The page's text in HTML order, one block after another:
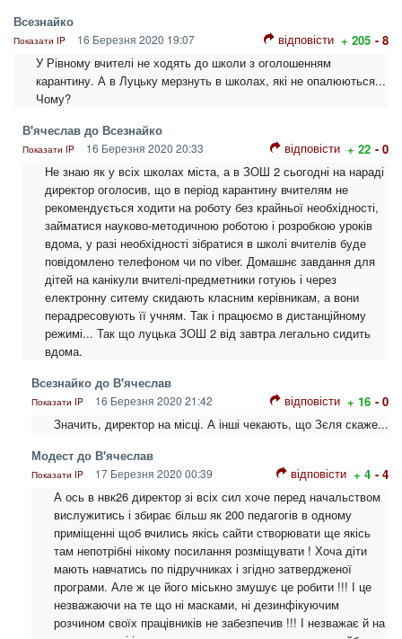
Всезнайко
Показати IP 16 Березня 2020 19:07 відповісти + 205 - 8
У Рівному вчителі не ходять до школи з оголошенням
карантину. А в Луцьку мерзнуть в школах, які не опалюються...
Чому?
В'ячеслав до Всезнайко
Показати IP 16 Березня 2020 20:33 відповісти + 22 - 0
Не знаю як у всіх школах міста, а в ЗОШ 2 сьогодні на нараді
директор оголосив, що в період карантину вчителям не
рекомендується ходити на роботу без крайньої необхідності,
займатися науково-методичною роботою і розробкою уроків
вдома, у разі необхідності зібратися в школі вчителів буде
повідомлено телефоном чи по viber. Домашнє завдання для
дітей на канікули вчителі-предметники готуюь і через
електронну ситему скидають класним керівникам, а вони
перадресовують її учням. Так і працюємо в дистанційному
режимі... Так що луцька ЗОШ 2 від завтра легально сидить
вдома.
Всезнайко до В'ячеслав
Показати IP 16 Березня 2020 21:42 відповісти + 16 - 0
Значить, директор на місці. А інші чекають, що Зєля скаже...
Модест до В'ячеслав
Показати IP 17 Березня 2020 00:39 відповісти + 4 - 4
А ось в нвк26 директор зі всіх сил хоче перед начальством
вислужитись і збирає більш як 200 педагогів в одному
приміщенні щоб вчились якісь сайти створювати ще якісь
там непотрібні нікому посилання розміщувати ! Хоча діти
мають навчатись по підручниках і згідно затвердженої
програми. Але ж це його міськно змушує це робити !!! І це
незважаючи на те що ні масками, ні дезинфікуючим
розчином своїх працівників не забезпечив !!! І незважає й на